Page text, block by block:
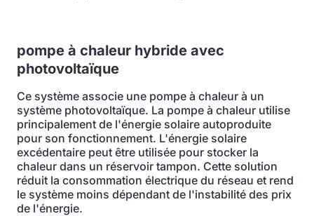
pompe à chaleur hybride avec
photovoltaïque
Ce système associe une pompe à chaleur à un
système photovoltaïque. La pompe à chaleur utilise
principalement de l'énergie solaire autoproduite
pour son fonctionnement. L'énergie solaire
excédentaire peut être utilisée pour stocker la
chaleur dans un réservoir tampon. Cette solution
réduit la consommation électrique du réseau et rend
le système moins dépendant de l'instabilité des prix
de l'énergie.